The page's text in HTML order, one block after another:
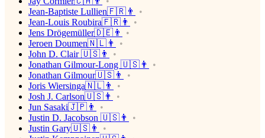
Jean-Baptiste Lullien🇫🇷👨
Jean-Louis Roubira🇫🇷👨
Jens Drögemüller🇩🇪👨
Jeroen Doumen🇳🇱👨
John D. Clair 🇺🇸👨
Jonathan Gilmour-Long 🇺🇸👨
Jonathan Gilmour🇺🇸👨
Joris Wiersinga🇳🇱👨
Josh J. Carlson🇺🇸👨
Jun Sasaki🇯🇵👨
Justin D. Jacobson 🇺🇸👨
Justin Gary🇺🇸👨